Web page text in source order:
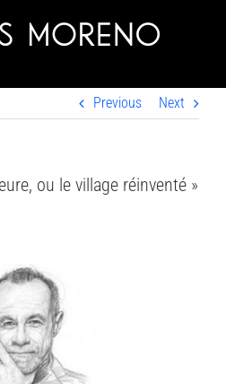
Previous Next
ou le village réinventé »